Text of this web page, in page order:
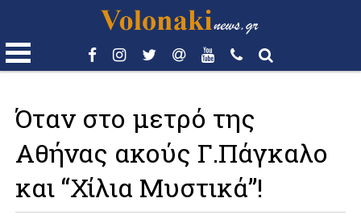
Όταν στο μετρό της
Αθήνας ακούς Γ.Πάγκαλο
και “Χίλια Μυστικά”!